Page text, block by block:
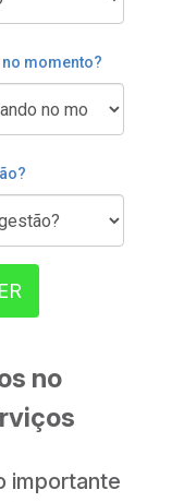
momento?
no
importante